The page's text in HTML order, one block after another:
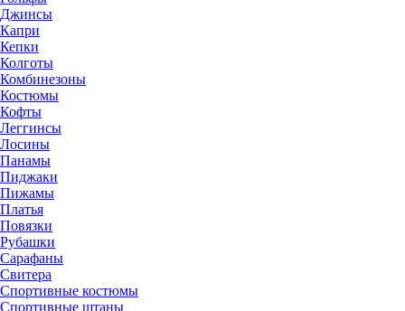
Джинсы
Капри
Кепки
Колготы
Комбинезоны
Костюмы
Кофты
Леггинсы
Лосины
Панамы
Пиджаки
Пижамы
Платья
Повязки
Рубашки
Сарафаны
Свитера
Спортивные костюмы
Спортивные штаны